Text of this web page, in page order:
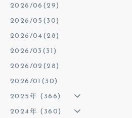
2026/06(29)
2026/05(30)
2026/04(28)
2026/03(31)
2026/02(28)
2026/01(30)
2025年 (366)
2024年 (360)